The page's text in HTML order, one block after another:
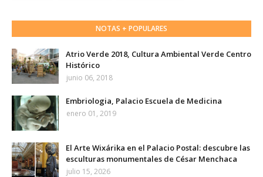
NOTAS + POPULARES
Atrio Verde 2018, Cultura Ambiental Verde Centro
Histórico
junio 06, 2018
Embriologia, Palacio Escuela de Medicina
enero 01, 2019
El Arte Wixárika en el Palacio Postal: descubre las
esculturas monumentales de César Menchaca
julio 15, 2026